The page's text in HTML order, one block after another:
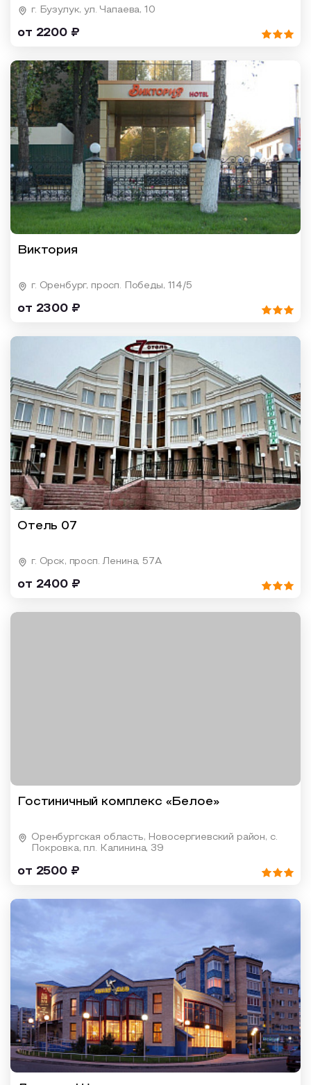
г. Бузулук, ул. Чапаева, 10
от 2200 ₽
Виктория
г. Оренбург, просп. Победы, 114/5
от 2300 ₽
Отель 07
г. Орск, просп. Ленина, 57А
от 2400 ₽
Гостиничный комплекс «Белое»
Оренбургская область, Новосергиевский район, с.
Покровка, пл. Калинина, 39
от 2500 ₽